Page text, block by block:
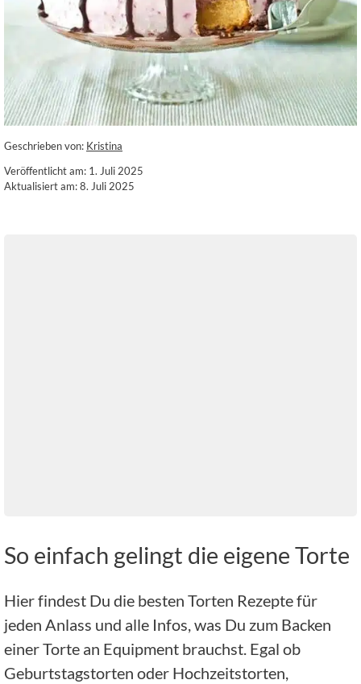
Geschrieben von: Kristina
Veröffentlicht am: 1. Juli 2025
Aktualisiert am: 8. Juli 2025
So einfach gelingt die eigene Torte
Hier findest Du die besten Torten Rezepte für
jeden Anlass und alle Infos, was Du zum Backen
einer Torte an Equipment brauchst. Egal ob
Geburtstagstorten oder Hochzeitstorten,